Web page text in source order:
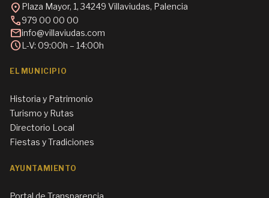
location_on Plaza Mayor, 1, 34249 Villaviudas, Palencia
call979 00 00 00
mailinfo@villaviudas.com
scheduleL-V: 09:00h – 14:00h
EL MUNICIPIO
Historia y Patrimonio
Turismo y Rutas
Directorio Local
Fiestas y Tradiciones
AYUNTAMIENTO
Portal de Transparencia